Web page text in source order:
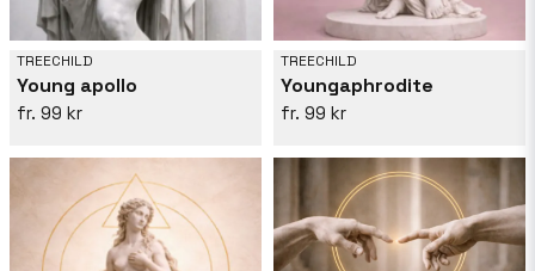
TREECHILD
Young apollo
99 kr
TREECHILD
Youngaphrodite
99 kr